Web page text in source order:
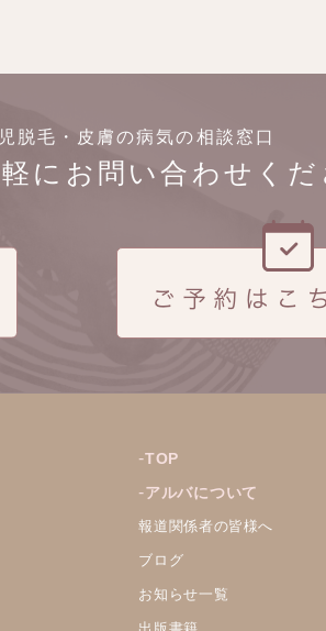
脱毛・皮膚の病気の相談窓口
にお問い合わせくだ
TOP
アルバについて
報道関係者の皆様へ
ブログ
お知らせ一覧